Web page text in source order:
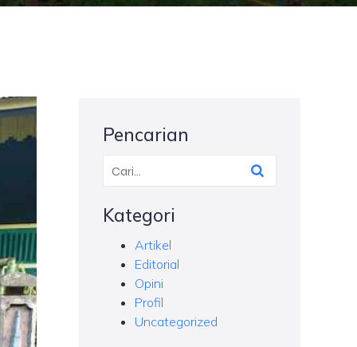
Pencarian
Kategori
Artikel
Editorial
Opini
Profil
Uncategorized